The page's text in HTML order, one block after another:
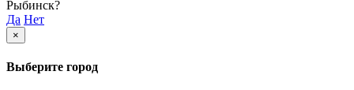
Рыбинск?
Да Нет
×
Выберите город